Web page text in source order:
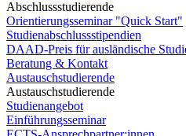
Abschlussstudierende
Orientierungsseminar "Quick Start"
Studienabschlussstipendien
DAAD-Preis für ausländische
Beratung & Kontakt
Austauschstudierende
Austauschstudierende
Studienangebot
Einführungsseminar